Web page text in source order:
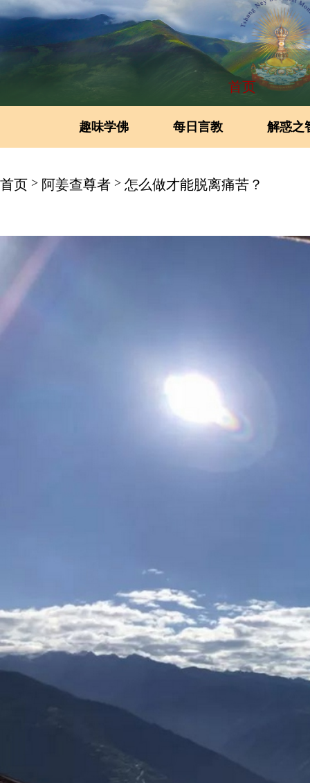
首页
趣味学佛 每日言教 解惑之
首页 > 阿姜查尊者 > 怎么做才能脱离痛苦？